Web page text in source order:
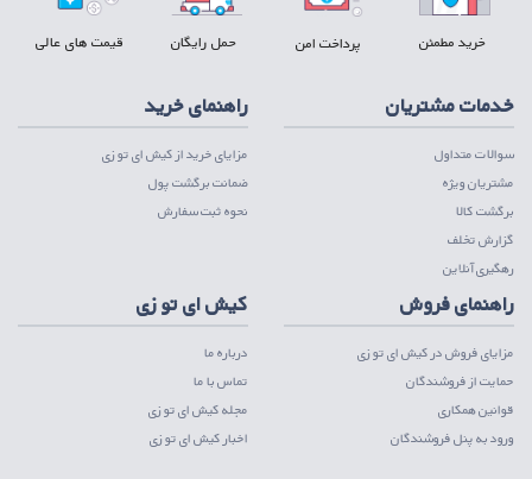
خرید مطمئن پرداخت امن حمل رایگان قیمت های عالی
خدمات مشتریان
سوالات متداول
مشتریان ویژه
برگشت کالا
گزارش تخلف
رهگیری آنلاین
راهنمای خرید
مزایای خرید از کیش ای تو زی
ضمانت برگشت پول
نحوه ثبت سفارش
راهنمای فروش
مزایای فروش در کیش ای تو زی
حمایت از فروشندگان
قوانین همکاری
ورود به پنل فروشندگان
کیش ای تو زی
درباره ما
تماس با ما
مجله کیش ای تو زی
اخبار کیش ای تو زی